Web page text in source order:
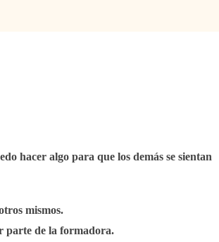
hacer algo para que los demás se sientan
mismos.
parte de la formadora.